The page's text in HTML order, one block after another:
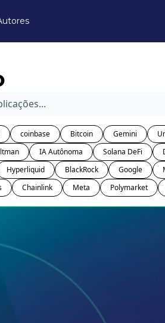
coinbase Bitcoin Gemini
IA Autônoma Solana DeFi
Hyperliquid BlackRock Google
Chainlink Meta Polymarket